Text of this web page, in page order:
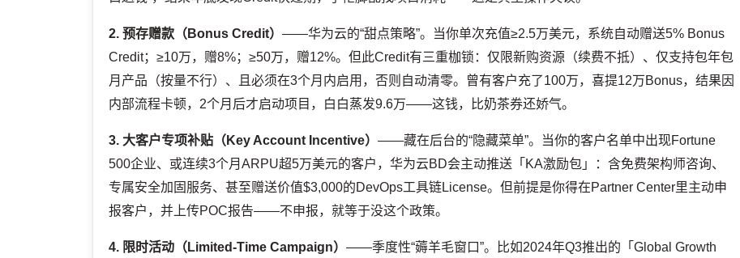
2. 预存赠款（Bonus Credit）——华为云的“甜点策略”。当你单次充值≥2.5万美元，系统自动赠送5% Bonus
Credit；≥10万，赠8%；≥50万，赠12%。但此Credit有三重枷锁：仅限新购资源（续费不抵）、仅支持包年包
月产品（按量不行）、且必须在3个月内启用，否则自动清零。曾有客户充了100万，喜提12万Bonus，结果因
内部流程卡顿，2个月后才启动项目，白白蒸发9.6万——这钱，比奶茶券还娇气。
3. 大客户专项补贴（Key Account Incentive）——藏在后台的“隐藏菜单”。当你的客户名单中出现Fortune
500企业、或连续3个月ARPU超5万美元的客户，华为云BD会主动推送「KA激励包」：含免费架构师咨询、
专属安全加固服务、甚至赠送价值$3,000的DevOps工具链License。但前提是你得在Partner Center里主动申
报客户，并上传POC报告——不申报，就等于没这个政策。
4. 限时活动（Limited-Time Campaign）——季度性“薅羊毛窗口”。比如2024年Q3推出的「Global Growth